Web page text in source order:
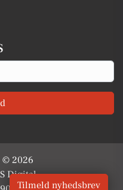
© 2026
Digital
Tilmeld nyhedsbrev